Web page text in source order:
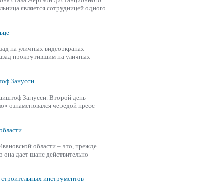
является сотрудницей одного
на уличных видеоэкранах
прокрутившим на уличных
Занусси
Занусси. Второй день
ознаменовался чередой пресс-
области – это, прежде
дает шанс действительно
инструментов